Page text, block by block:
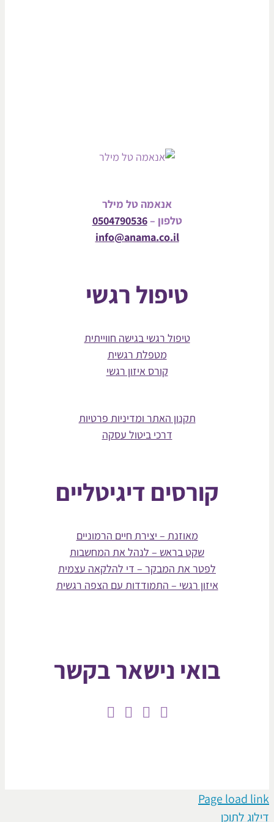
אנאמה טל מילר
טלפון –0504790536
info@anama.co.il
טיפול רגשי
טיפול רגשי בגישה חווייתית
מטפלת רגשית
קורס איזון רגשי
תקנון האתר ומדיניות פרטיות
דרכי ביטול עסקה
קורסים דיגיטליים
מאוזנת – יצירת חיים הרמוניים
שקט בראש – לנהל את המחשבות
לפטר את המבקר – די להלקאה עצמית
איזון רגשי – התמודדות עם הצפה רגשית
בואי נישאר בקשר
Page